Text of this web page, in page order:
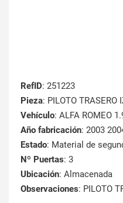
RefID: 251223
Pieza: PILOTO TRASERO
Vehículo: ALFA ROMEO
Año fabricación: 2003
Estado: Material de
Nº Puertas: 3
Ubicación: Almacenada
Observaciones: PILOTO